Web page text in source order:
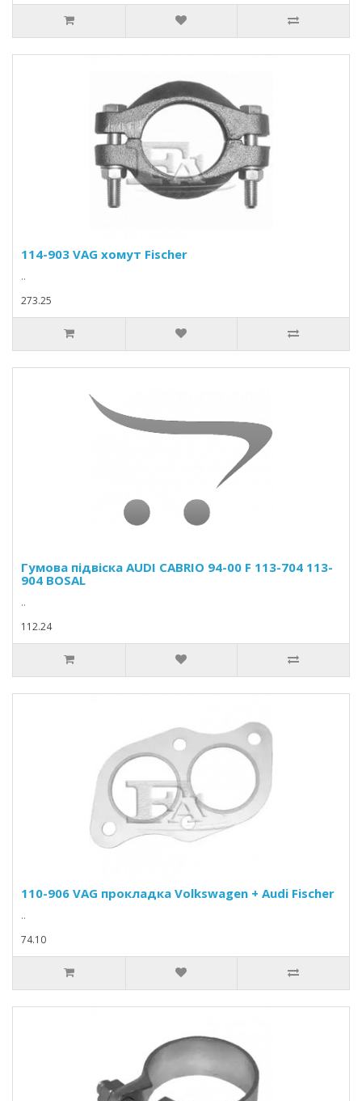
114-903 VAG хомут Fischer
..
273.25
Гумова підвіска AUDI CABRIO 94-00 F 113-704 113-
904 BOSAL
..
112.24
110-906 VAG прокладка Volkswagen + Audi Fischer
..
74.10